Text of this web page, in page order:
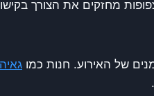
מחזקים את הצורך
של האירוע. חנות כמו גאיה